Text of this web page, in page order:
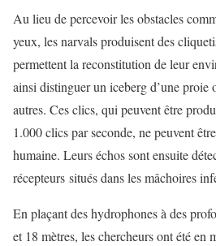
Au lieu de percevoir les obstacles
yeux, les narvals produisent des
permettent la reconstitution de leur
ainsi distinguer un iceberg d’une proie
autres. Ces clics, qui peuvent être
1.000 clics par seconde, ne peuvent
humaine. Leurs échos sont ensuite
récepteurs situés dans les mâchoires
En plaçant des hydrophones à des
et 18 mètres, les chercheurs ont été en